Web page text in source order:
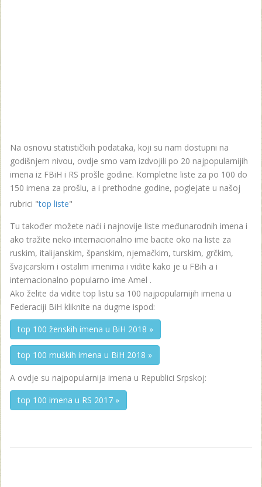
Na osnovu statističkiih podataka, koji su nam dostupni na
godišnjem nivou, ovdje smo vam izdvojili po 20 najpopularnijih
imena iz FBiH i RS prošle godine. Kompletne liste za po 100 do
150 imena za prošlu, a i prethodne godine, poglejate u našoj
rubrici "top liste"
Tu također možete naći i najnovije liste međunarodnih imena i
ako tražite neko internacionalno ime bacite oko na liste za
ruskim, italijanskim, španskim, njemačkim, turskim, grčkim,
švajcarskim i ostalim imenima i vidite kako je u FBih a i
internacionalno popularno ime Amel .
Ako želite da vidite top listu sa 100 najpopularnijih imena u
Federaciji BiH kliknite na dugme ispod:
top 100 ženskih imena u BiH 2018 »
top 100 muških imena u BiH 2018 »
A ovdje su najpopularnija imena u Republici Srpskoj:
top 100 imena u RS 2017 »